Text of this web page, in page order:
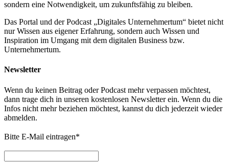
sondern eine Notwendigkeit, um zukunftsfähig zu bleiben.
Das Portal und der Podcast „Digitales Unternehmertum“ bietet nicht
nur Wissen aus eigener Erfahrung, sondern auch Wissen und
Inspiration im Umgang mit dem digitalen Business bzw.
Unternehmertum.
Newsletter
Wenn du keinen Beitrag oder Podcast mehr verpassen möchtest,
dann trage dich in unseren kostenlosen Newsletter ein. Wenn du die
Infos nicht mehr beziehen möchtest, kannst du dich jederzeit wieder
abmelden.
Bitte E-Mail eintragen*